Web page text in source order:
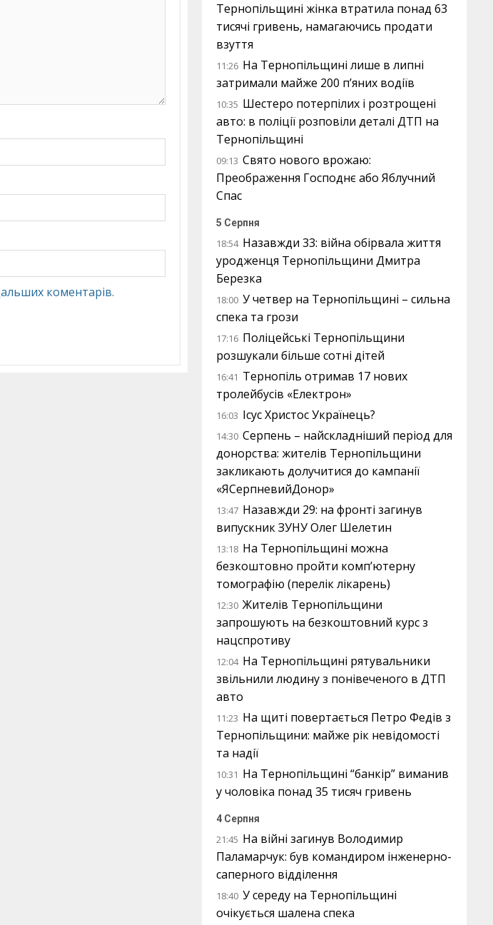
коментарів.
Тернопільщині жінка втратила понад 63
тисячі гривень, намагаючись продати
взуття
11:26 На Тернопільщині лише в липні
затримали майже 200 п’яних водіїв
10:35 Шестеро потерпілих і розтрощені
авто: в поліції розповіли деталі ДТП на
Тернопільщині
09:13 Свято нового врожаю:
Преображення Господнє або Яблучний
Спас
5 Серпня
18:54 Назавжди 33: війна обірвала життя
уродженця Тернопільщини Дмитра
Березка
18:00 У четвер на Тернопільщині – сильна
спека та грози
17:16 Поліцейські Тернопільщини
розшукали більше сотні дітей
16:41 Тернопіль отримав 17 нових
тролейбусів «Електрон»
16:03 Ісус Христос Українець?
14:30 Серпень – найскладніший період для
донорства: жителів Тернопільщини
закликають долучитися до кампанії
«ЯСерпневийДонор»
13:47 Назавжди 29: на фронті загинув
випускник ЗУНУ Олег Шелетин
13:18 На Тернопільщині можна
безкоштовно пройти комп’ютерну
томографію (перелік лікарень)
12:30 Жителів Тернопільщини
запрошують на безкоштовний курс з
нацспротиву
12:04 На Тернопільщині рятувальники
звільнили людину з понівеченого в ДТП
авто
11:23 На щиті повертається Петро Федів з
Тернопільщини: майже рік невідомості
та надії
10:31 На Тернопільщині “банкір” виманив
у чоловіка понад 35 тисяч гривень
4 Серпня
21:45 На війні загинув Володимир
Паламарчук: був командиром інженерно-
саперного відділення
18:40 У середу на Тернопільщині
очікується шалена спека